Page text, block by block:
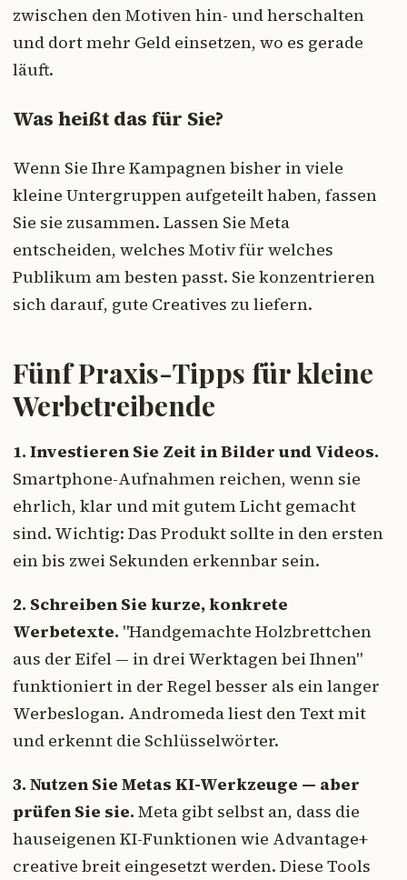
zwischen den Motiven hin- und herschalten
und dort mehr Geld einsetzen, wo es gerade
läuft.
Was heißt das für Sie?
Wenn Sie Ihre Kampagnen bisher in viele
kleine Untergruppen aufgeteilt haben, fassen
Sie sie zusammen. Lassen Sie Meta
entscheiden, welches Motiv für welches
Publikum am besten passt. Sie konzentrieren
sich darauf, gute Creatives zu liefern.
Fünf Praxis-Tipps für kleine
Werbetreibende
1. Investieren Sie Zeit in Bilder und Videos.
Smartphone-Aufnahmen reichen, wenn sie
ehrlich, klar und mit gutem Licht gemacht
sind. Wichtig: Das Produkt sollte in den ersten
ein bis zwei Sekunden erkennbar sein.
2. Schreiben Sie kurze, konkrete
Werbetexte. "Handgemachte Holzbrettchen
aus der Eifel — in drei Werktagen bei Ihnen"
funktioniert in der Regel besser als ein langer
Werbeslogan. Andromeda liest den Text mit
und erkennt die Schlüsselwörter.
3. Nutzen Sie Metas KI-Werkzeuge — aber
prüfen Sie sie. Meta gibt selbst an, dass die
hauseigenen KI-Funktionen wie Advantage+
creative breit eingesetzt werden. Diese Tools